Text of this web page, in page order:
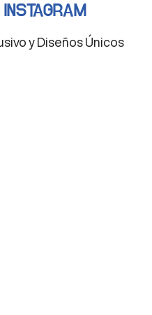
y Diseños Únicos